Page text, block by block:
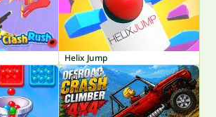
Helix Jump